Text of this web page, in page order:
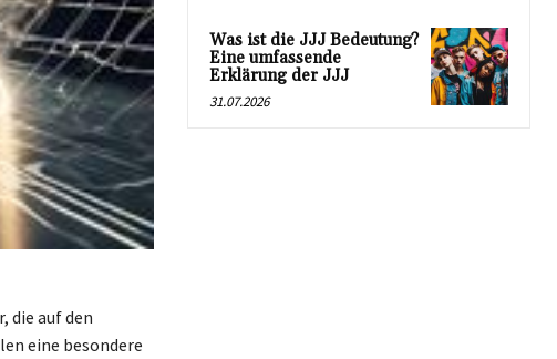
die auf den
eine besondere
Was ist die JJJ Bedeutung?
Eine umfassende
Erklärung der JJJ
31.07.2026